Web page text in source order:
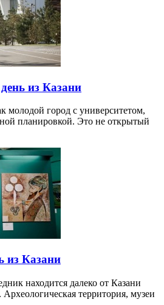
из Казани
молодой город с университетом,
планировкой. Это не открытый
из Казани
находится далеко от Казани
территория, музеи